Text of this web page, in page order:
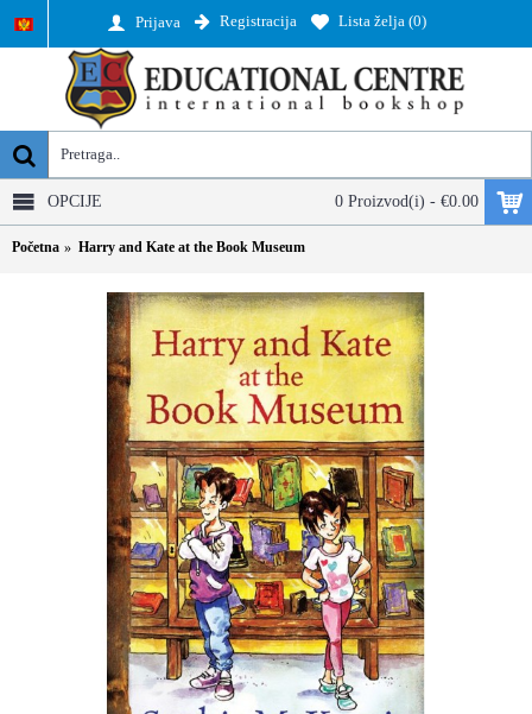
Prijava Registracija Lista želja (0)
0 Proizvod(i) - €0.00
OPCIJE
Početna Harry and Kate at the Book Museum